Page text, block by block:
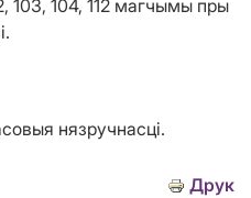
103, 104, 112 магчымы пры
нязручнасці.
Друк